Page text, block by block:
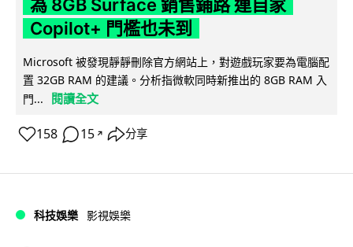
為 8GB Surface 銷售鋪路 連自家
Copilot+ 門檻也未到
Microsoft 被發現靜靜刪除官方網站上，對遊戲玩家要為電腦配
置 32GB RAM 的建議。分析指微軟同時新推出的 8GB RAM 入
門...
閱讀全文
158 15 ↗ 分享
科技娛樂 影視娛樂